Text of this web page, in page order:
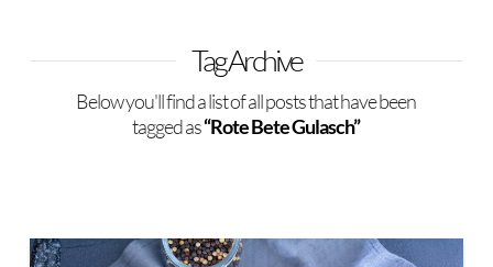
Tag Archive
Below you'll find a list of all posts that have been
tagged as“Rote Bete Gulasch”